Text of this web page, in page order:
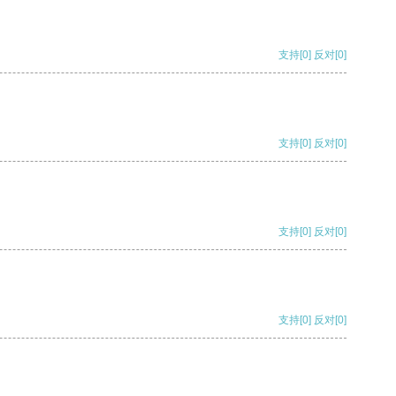
支持[0] 反对[0]
支持[0] 反对[0]
支持[0] 反对[0]
支持[0] 反对[0]